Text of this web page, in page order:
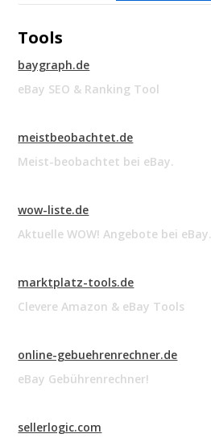
Tools
baygraph.de
eBay SEO & Ranking Tool
meistbeobachtet.de
Meist-beobachtet bei eBay.
wow-liste.de
Aktuelle WOW! Angebote bei eBay.
marktplatz-tools.de
Clevere Amazon & eBay Tools
online-gebuehrenrechner.de
eBay Gebührenrechner!
sellerlogic.com